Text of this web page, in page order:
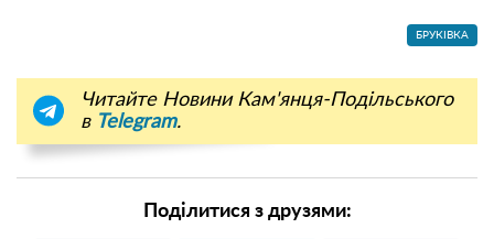
БРУКІВКА
Читайте Новини Кам'янця-Подільського
в Telegram.
Поділитися з друзями: